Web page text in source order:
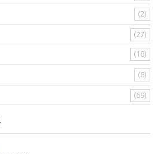
(2)
(27)
(18)
(8)
(69)